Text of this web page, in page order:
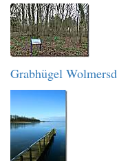
Grabhügel